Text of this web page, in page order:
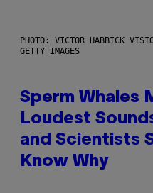
PHOTO: VICTOR HABBICK
GETTY IMAGES
Sperm Whales
Loudest
and Scientists
Know Why